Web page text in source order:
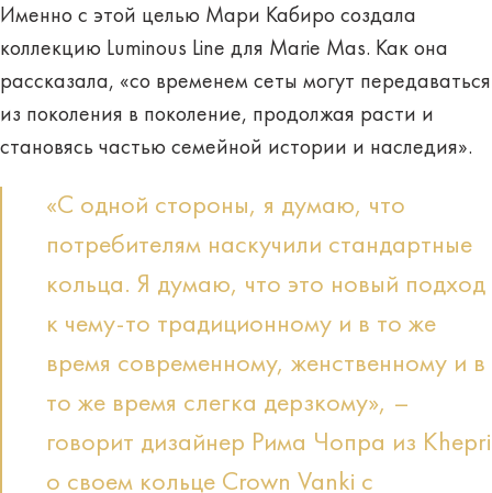
Именно с этой целью Мари Кабиро создала
коллекцию Luminous Line для Marie Mas. Как она
рассказала, «со временем сеты могут передаваться
из поколения в поколение, продолжая расти и
становясь частью семейной истории и наследия».
«С одной стороны, я думаю, что
потребителям наскучили стандартные
кольца. Я думаю, что это новый подход
к чему-то традиционному и в то же
время современному, женственному и в
то же время слегка дерзкому», –
говорит дизайнер Рима Чопра из Khepri
о своем кольце Crown Vanki с